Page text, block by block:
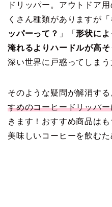
ドリッパー。アウトドア
くさん種類がありますが「
ッパーって？ 」「形状によ
淹れるよりハードルが高
深い世界に戸惑ってしまう
そのような疑問が解消する
すめのコーヒードリッパ
きます！おすすめ商品は
美味しいコーヒーを飲む